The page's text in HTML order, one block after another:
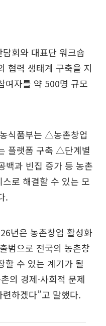
회와 대표단 워크숍
협력 생태계 구축을 지
여자를 약 500명 규모
식품부는 △농촌창업
플랫폼 구축 △단계별
과 빈집 증가 등 농촌
로 해결할 수 있는 모
.
년은 농촌창업 활성화
범으로 전국의 농촌창
할 수 있는 계기가 될
의 경제·사회적 문제
하겠다”고 말했다.